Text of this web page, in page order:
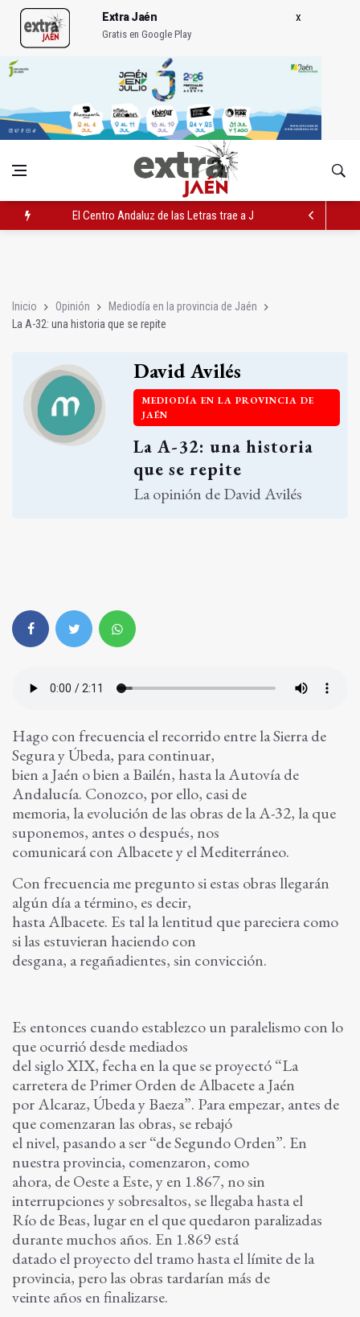
Extra Jaén
Gratis en Google Play
El Centro Andaluz de las Letras trae a Jaén al filósofo Omar
Inicio Opinión
Mediodía en la provincia de Jaén
La A-32: una historia que se repite
David Avilés
MEDIODÍA EN LA PROVINCIA DE
JAÉN
La A-32: una historia
que se repite
La opinión de David Avilés
Hago con frecuencia el recorrido entre la Sierra de
Segura y Úbeda, para continuar,
bien a Jaén o bien a Bailén, hasta la Autovía de
Andalucía. Conozco, por ello, casi de
memoria, la evolución de las obras de la A-32, la que
suponemos, antes o después, nos
comunicará con Albacete y el Mediterráneo.
Con frecuencia me pregunto si estas obras llegarán
algún día a término, es decir,
hasta Albacete. Es tal la lentitud que pareciera como
si las estuvieran haciendo con
desgana, a regañadientes, sin convicción.
Es entonces cuando establezco un paralelismo con lo
que ocurrió desde mediados
del siglo XIX, fecha en la que se proyectó “La
carretera de Primer Orden de Albacete a Jaén
por Alcaraz, Úbeda y Baeza”. Para empezar, antes de
que comenzaran las obras, se rebajó
el nivel, pasando a ser “de Segundo Orden”. En
nuestra provincia, comenzaron, como
ahora, de Oeste a Este, y en 1.867, no sin
interrupciones y sobresaltos, se llegaba hasta el
Río de Beas, lugar en el que quedaron paralizadas
durante muchos años. En 1.869 está
datado el proyecto del tramo hasta el límite de la
provincia, pero las obras tardarían más de
veinte años en finalizarse.